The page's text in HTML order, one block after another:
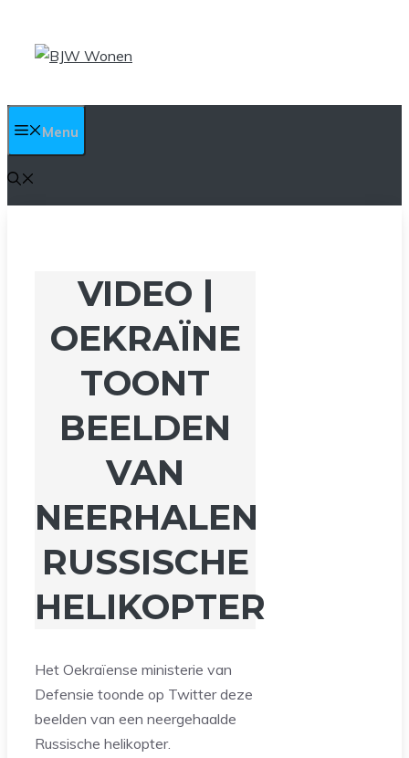
naar
Menu
VIDEO |
OEKRAÏNE
TOONT
BEELDEN
VAN
NEERHALEN
RUSSISCHE
HELIKOPTER
Het Oekraïense ministerie van
Defensie toonde op Twitter deze
beelden van een neergehaalde
Russische helikopter.